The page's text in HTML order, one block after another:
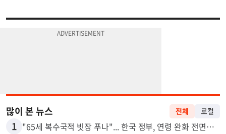
많이 본 뉴스 전체 로컬
1 "65세 복수국적 빗장 푸나"... 한국 정부, 연령 완화 전면 추진